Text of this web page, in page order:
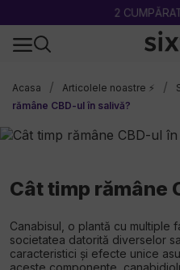
2
Acasa
Articolele noastre ⚡
rămâne CBD-ul în salivă?
Cât timp rămâne
Canabisul, o plantă cu multiple
societatea datorită diverselor
caracteristici și efecte unice
aceste componente,